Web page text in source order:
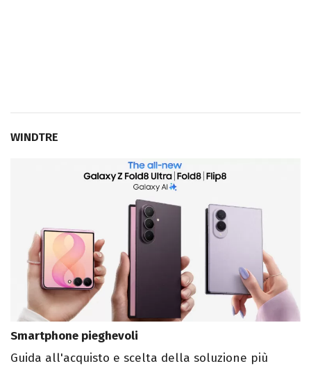
WINDTRE
Smartphone pieghevoli
Guida all'acquisto e scelta della soluzione più